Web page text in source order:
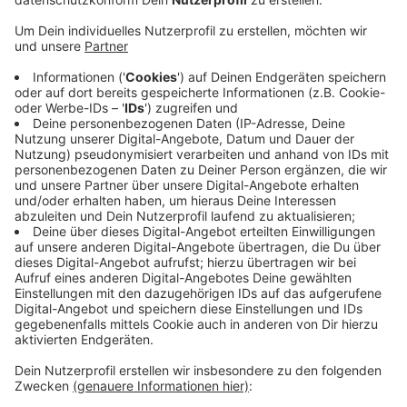
Anzeige
In einer ersten Runde haben sich bereits mehrere
Vereine zurückgemeldet. Sie würden die Räume gerne
unter anderem für Versammlungen, Ehrungen und
Feiern nutzen. Zudem wünschen sie sich für die
Ausstattung unter anderem einen Beamer, eine
Leinwand und Lautsprecher. Viele der Punkte seien
bereits in die Planung mit aufgenommen worden,
andere werden noch geprüft, heißt es. Bis Ende Juli
können sich Vereine noch mit ihren Vorschlägen an die
Gemeinde wenden. Einen Link dazu findet ihr hier.
Anzeige